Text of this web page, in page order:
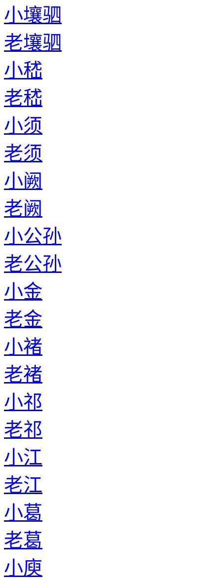
小壤驷
老壤驷
小嵇
老嵇
小须
老须
小阙
老阙
小公孙
老公孙
小金
老金
小褚
老褚
小祁
老祁
小江
老江
小葛
老葛
小庾